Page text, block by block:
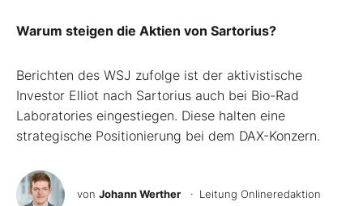
Warum steigen die Aktien von Sartorius?
Berichten des WSJ zufolge ist der aktivistische
Investor Elliot nach Sartorius auch bei Bio-Rad
Laboratories eingestiegen. Diese halten eine
strategische Positionierung bei dem DAX-Konzern.
von Johann Werther · Leitung Onlineredaktion